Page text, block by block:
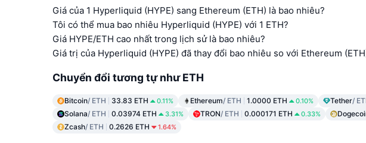
Giá của 1 Hyperliquid (HYPE) sang Ethereum (ETH) là bao nhiêu?
Tôi có thể mua bao nhiêu Hyperliquid (HYPE) với 1 ETH?
Giá HYPE/ETH cao nhất trong lịch sử là bao nhiêu?
Giá trị của Hyperliquid (HYPE) đã thay đổi bao nhiêu so với Ethereum
Chuyển đổi tương tự như ETH
Bitcoin/ ETH 33.83 ETH 0.11% Ethereum/ ETH 1.0000 ETH 0.10% Tether/
Solana/ ETH 0.03974 ETH 3.31% TRON/ ETH 0.000171 ETH 0.33%
Zcash/ ETH 0.2626 ETH 1.64%